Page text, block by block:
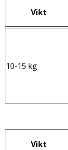
Vikt
10-15 kg
Vikt